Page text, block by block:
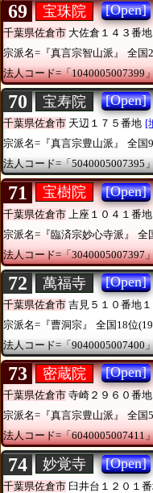
69 宝珠院 [Open]
千葉県佐倉市 大佐倉１４３番地
宗派名=『真言宗智山派』
全国
法人コード=「1040005007399
70 宝寿院 [Open]
千葉県佐倉市 天辺１７５番地 [
宗派名=『真言宗豊山派』
全国
法人コード=「5040005007395
71 宝樹院 [Open]
千葉県佐倉市 上座１０４１番地
宗派名=『臨済宗妙心寺派』
全
法人コード=「3040005007397
72 萬福寺 [Open]
千葉県佐倉市 吉見５１０番地１
宗派名=『曹洞宗』
全国18位
法人コード=「9040005007400
73 密蔵院 [Open]
千葉県佐倉市 寺崎２９６０番地
宗派名=『真言宗豊山派』
全国
法人コード=「6040005007411
74 妙覚寺 [Open]
千葉県佐倉市 臼井台１２０１